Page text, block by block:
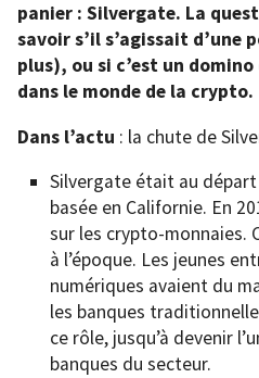
panier : Silvergate. La
savoir s’il s’agissait d’une
plus), ou si c’est un
dans le monde de la crypto.
Dans l’actu : la chute de
Silvergate était au
basée en Californie. En
sur les crypto-monnaies.
à l’époque. Les jeunes
numériques avaient du
les banques
ce rôle, jusqu’à devenir
banques du secteur.